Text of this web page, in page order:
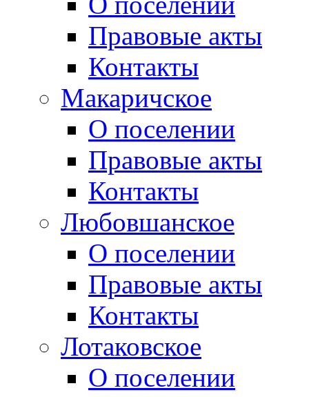
Правовые акты
Контакты
Макаричское
О поселении
Правовые акты
Контакты
Любовшанское
О поселении
Правовые акты
Контакты
Лотаковское
О поселении